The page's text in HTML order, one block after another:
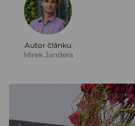
Autor článku
Mirek Jandera